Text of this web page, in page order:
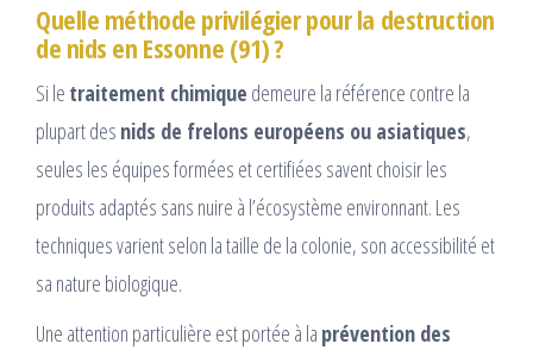
Quelle méthode privilégier pour la destruction
de nids en Essonne (91) ?
Si le traitement chimique demeure la référence contre la
plupart des nids de frelons européens ou asiatiques,
seules les équipes formées et certifiées savent choisir les
produits adaptés sans nuire à l’écosystème environnant. Les
techniques varient selon la taille de la colonie, son accessibilité et
sa nature biologique.
Une attention particulière est portée à la prévention des